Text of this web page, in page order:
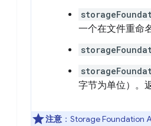
一个在文件重命
字节为单位）。
注意 ：Storage Foundation